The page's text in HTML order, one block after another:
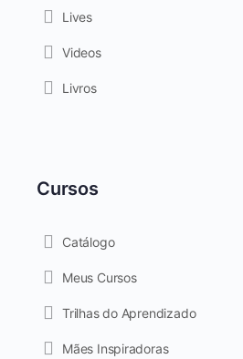
Lives
Videos
Livros
Cursos
Catálogo
Meus Cursos
Trilhas do Aprendizado
Mães Inspiradoras